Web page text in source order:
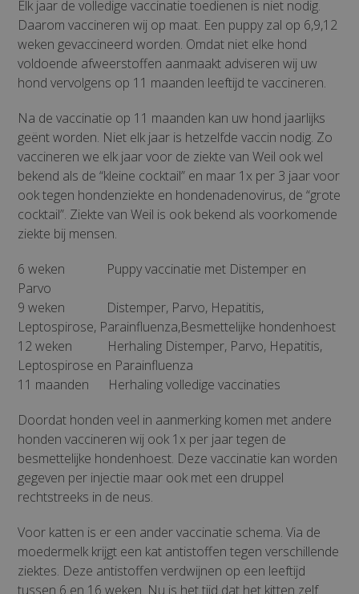
Elk jaar de volledige vaccinatie toedienen is niet nodig.
Daarom vaccineren wij op maat. Een puppy zal op 6,9,12
weken gevaccineerd worden. Omdat niet elke hond
voldoende afweerstoffen aanmaakt adviseren wij uw
hond vervolgens op 11 maanden leeftijd te vaccineren.
Na de vaccinatie op 11 maanden kan uw hond jaarlijks
geënt worden. Niet elk jaar is hetzelfde vaccin nodig. Zo
vaccineren we elk jaar voor de ziekte van Weil ook wel
bekend als de “kleine cocktail” en maar 1x per 3 jaar voor
ook tegen hondenziekte en hondenadenovirus, de “grote
cocktail”. Ziekte van Weil is ook bekend als voorkomende
ziekte bij mensen.
6 weken Puppy vaccinatie met Distemper en
Parvo
9 weken Distemper, Parvo, Hepatitis,
Leptospirose, Parainfluenza,Besmettelijke hondenhoest
12 weken Herhaling Distemper, Parvo, Hepatitis,
Leptospirose en Parainfluenza
11 maanden Herhaling volledige vaccinaties
Doordat honden veel in aanmerking komen met andere
honden vaccineren wij ook 1x per jaar tegen de
besmettelijke hondenhoest. Deze vaccinatie kan worden
gegeven per injectie maar ook met een druppel
rechtstreeks in de neus.
Voor katten is er een ander vaccinatie schema. Via de
moedermelk krijgt een kat antistoffen tegen verschillende
ziektes. Deze antistoffen verdwijnen op een leeftijd
tussen 6 en 16 weken. Nu is het tijd dat het kitten zelf